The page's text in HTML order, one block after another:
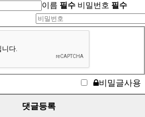
이름 필수 비밀번호 필수
비밀글사용